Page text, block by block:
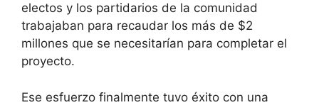
electos y los partidarios de la comunidad
trabajaban para recaudar los más de $2
millones que se necesitarían para completar el
proyecto.
Ese esfuerzo finalmente tuvo éxito con una